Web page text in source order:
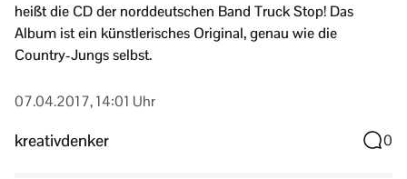
heißt die CD der norddeutschen Band Truck Stop! Das
Album ist ein künstlerisches Original, genau wie die
Country-Jungs selbst.
07.04.2017, 14:01 Uhr
kreativdenker 0